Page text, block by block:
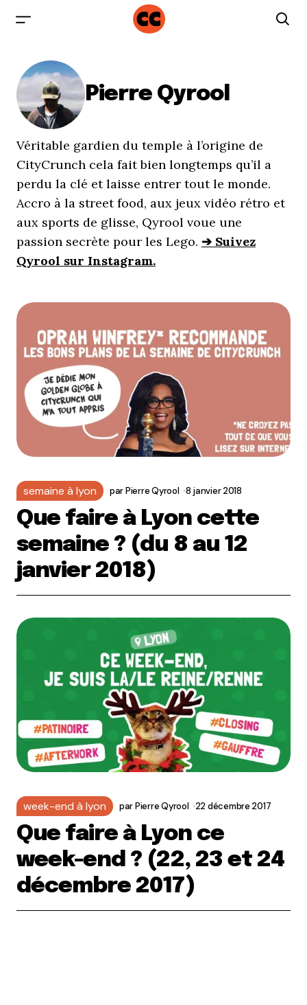
Pierre Qyrool
Véritable gardien du temple à l’origine de
CityCrunch cela fait bien longtemps qu’il a
perdu la clé et laisse entrer tout le monde.
Accro à la street food, aux jeux vidéo rétro et
aux sports de glisse, Qyrool voue une
passion secrète pour les Lego. ➔ Suivez
Qyrool sur Instagram.
semaine à lyon parPierre Qyrool 8 janvier 2018
Que faire à Lyon cette
semaine ? (du 8 au 12
janvier 2018)
week-end à lyon parPierre Qyrool 22 décembre 2017
Que faire à Lyon ce
week-end ? (22, 23 et 24
décembre 2017)